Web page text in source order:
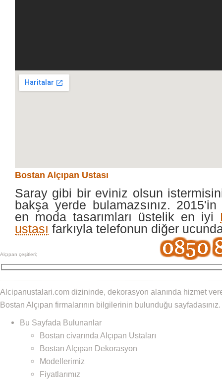
Bostan Alçıpan Ustası
Saray gibi bir eviniz olsun
bakşa yerde bulamazsınız.
en moda tasarımları üstelik en iyi
ustası farkıyla telefonun diğer
Alçıpan çeşitleri;
Alcipanustalari.com dizininde, dekorasyon alanında hizmet
Bostan Alçıpan firmalarının bilgilerinin bulunduğu sayfadasınız.
Bu Sayfada Bulunanlar
Bostan civarında Alçıpan Ustaları
Bostan Alçıpan Dekorasyon
Modellerimiz
Fiyatlarımız